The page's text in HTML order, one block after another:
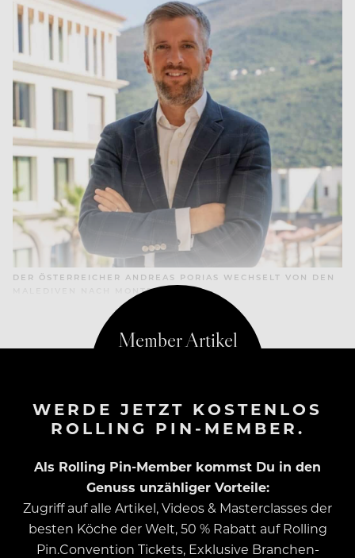
DER ÖSTERREICHER ANDREAS PORIAS WECHSELT VON DEN
MALEDIVEN NACH MONTENEGRO
WERDE JETZT KOSTENLOS
ROLLING PIN-MEMBER.
Als Rolling Pin-Member kommst Du in den
Genuss unzähliger Vorteile:
Zugriff auf alle Artikel, Videos & Masterclasses der
besten Köche der Welt, 50 % Rabatt auf Rolling
Pin.Convention Tickets, Exklusive Branchen-